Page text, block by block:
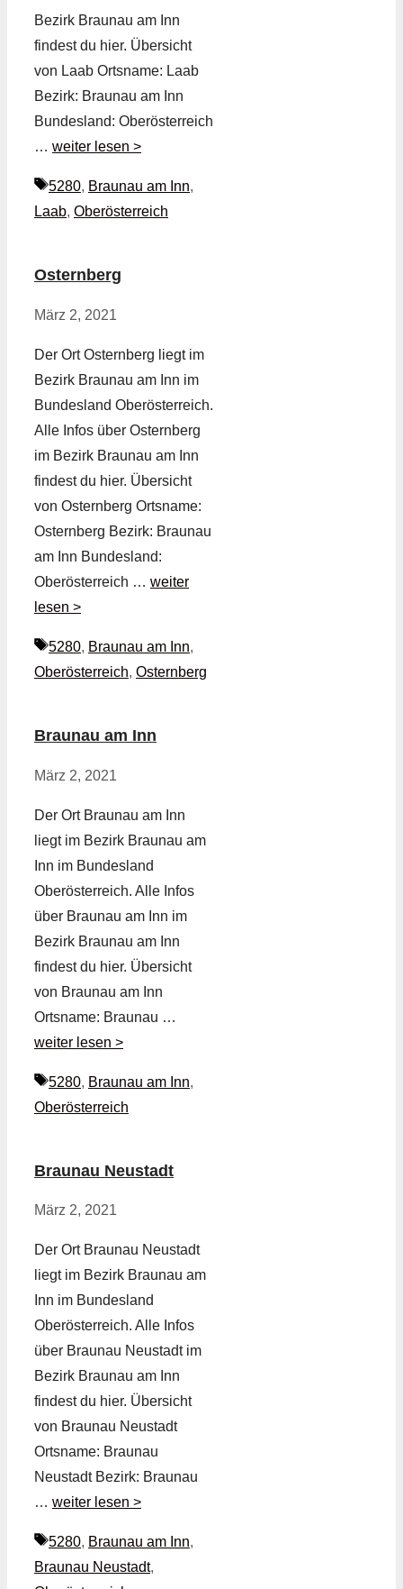
Bezirk Braunau am Inn
findest du hier. Übersicht
von Laab Ortsname: Laab
Bezirk: Braunau am Inn
Bundesland: Oberösterreich
… weiter lesen >
Schlagwörter
5280, Braunau am Inn,
Laab, Oberösterreich
Osternberg
März 2, 2021
Der Ort Osternberg liegt im
Bezirk Braunau am Inn im
Bundesland Oberösterreich.
Alle Infos über Osternberg
im Bezirk Braunau am Inn
findest du hier. Übersicht
von Osternberg Ortsname:
Osternberg Bezirk: Braunau
am Inn Bundesland:
Oberösterreich … weiter
lesen >
Schlagwörter
5280, Braunau am Inn,
Oberösterreich, Osternberg
Braunau am Inn
März 2, 2021
Der Ort Braunau am Inn
liegt im Bezirk Braunau am
Inn im Bundesland
Oberösterreich. Alle Infos
über Braunau am Inn im
Bezirk Braunau am Inn
findest du hier. Übersicht
von Braunau am Inn
Ortsname: Braunau …
weiter lesen >
Schlagwörter
5280, Braunau am Inn,
Oberösterreich
Braunau Neustadt
März 2, 2021
Der Ort Braunau Neustadt
liegt im Bezirk Braunau am
Inn im Bundesland
Oberösterreich. Alle Infos
über Braunau Neustadt im
Bezirk Braunau am Inn
findest du hier. Übersicht
von Braunau Neustadt
Ortsname: Braunau
Neustadt Bezirk: Braunau
… weiter lesen >
Schlagwörter
5280, Braunau am Inn,
Braunau Neustadt,